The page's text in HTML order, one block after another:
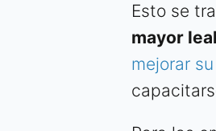
Esto se
mayor
mejorar